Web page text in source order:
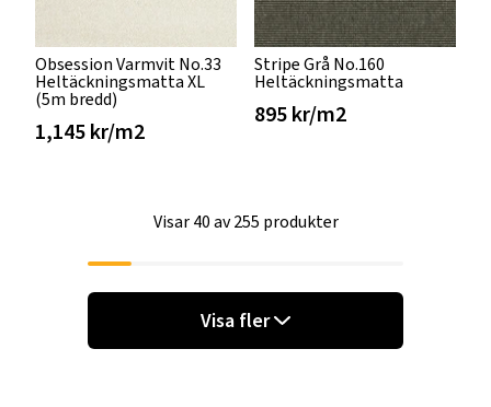
Obsession Varmvit No.33
Heltäckningsmatta XL
(5m bredd)
1,145 kr/m2
Stripe Grå No.160
Heltäckningsmatta
895 kr/m2
Visar 40 av 255 produkter
Visa fler